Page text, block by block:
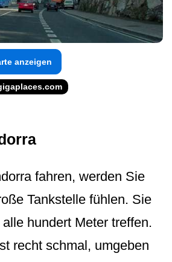
anzeigen
fahren, werden Sie
Tankstelle fühlen. Sie
hundert Meter treffen.
recht schmal, umgeben